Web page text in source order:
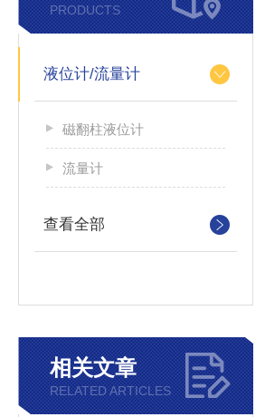
PRODUCTS
液位计/流量计
磁翻柱液位计
流量计
查看全部
相关文章
RELATED ARTICLES